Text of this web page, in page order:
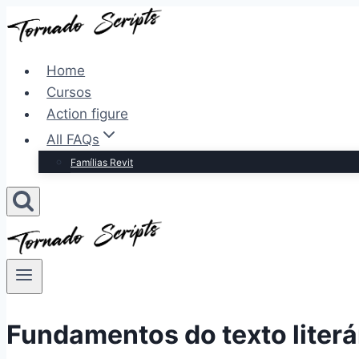
Pular
para
Conteúdo
Home
Cursos
Action figure
All FAQs
Famílias Revit
Fundamentos do texto